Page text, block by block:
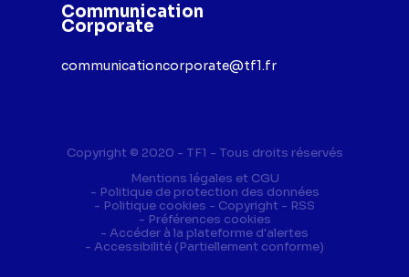
Copyright © 2020 - TF1 - Tous droits réservés
Mentions légales et CGU
Politique de protection des données
Politique cookies
Copyright
RSS
Préférences cookies
Accéder à la plateforme d'alertes
Accessibilité (Partiellement conforme)
Communication
Corporate
communicationcorporate@tf1.fr